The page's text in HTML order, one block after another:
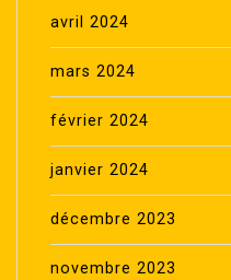
avril 2024
mars 2024
février 2024
janvier 2024
décembre 2023
novembre 2023